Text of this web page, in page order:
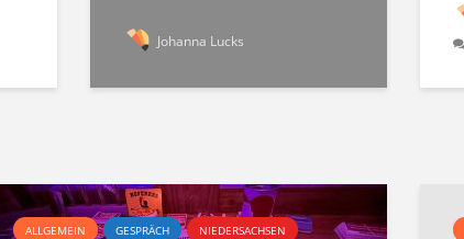
Johanna Lucks
ALLGEMEIN GESPRÄCH
NIEDERSACHSEN